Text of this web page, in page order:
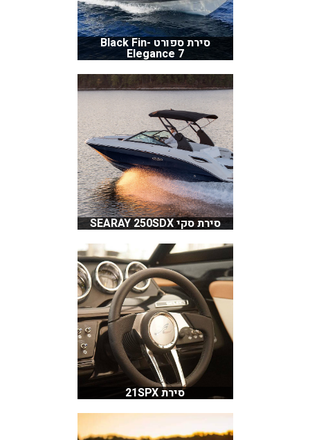
סירת ספורט Black Fin-
Elegance 7
סירת סקי SEARAY 250SDX
סירת 21SPX